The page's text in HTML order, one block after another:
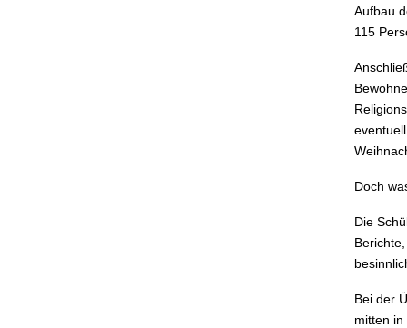
Aufbau
115
Doch
Die
Bei der
mitten